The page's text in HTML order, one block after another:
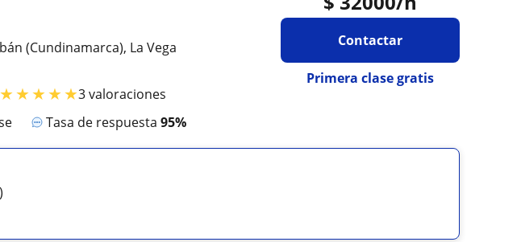
Contactar
Primera clase gratis
(Cundinamarca), La Vega
★★★★★3 valoraciones
Tasa de respuesta95%